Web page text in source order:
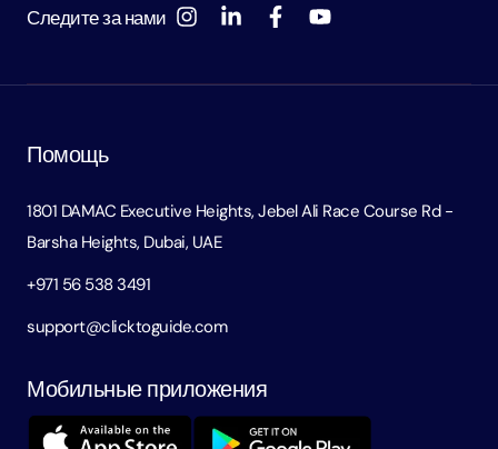
Следите за нами
Помощь
1801 DAMAC Executive Heights, Jebel Ali Race Course Rd -
Barsha Heights, Dubai, UAE
+971 56 538 3491
support@clicktoguide.com
Мобильные приложения